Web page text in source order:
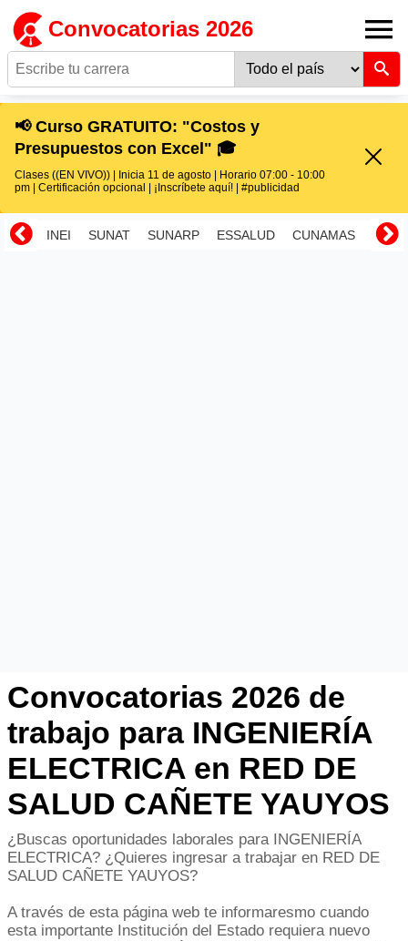
Convocatorias 2026
📢 Curso GRATUITO: "Costos y
Presupuestos con Excel" 🎓
Clases ((EN VIVO)) | Inicia 11 de agosto | Horario 07:00 - 10:00
pm | Certificación opcional | ¡Inscríbete aquí! | #publicidad
INEI SUNAT SUNARP ESSALUD CUNAMAS
Convocatorias 2026 de
trabajo para INGENIERÍA
ELECTRICA en RED DE
SALUD CAÑETE YAUYOS
¿Buscas oportunidades laborales para INGENIERÍA
ELECTRICA? ¿Quieres ingresar a trabajar en RED DE
SALUD CAÑETE YAUYOS?
A través de esta página web te informaresmo cuando
esta importante Institución del Estado requiera nuevo